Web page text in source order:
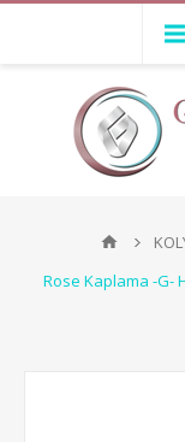
Rose Kaplama -G-